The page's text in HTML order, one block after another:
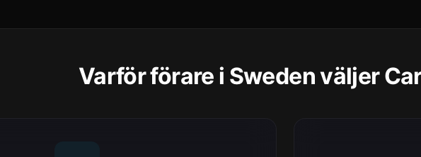
Varför förare i Sweden väljer